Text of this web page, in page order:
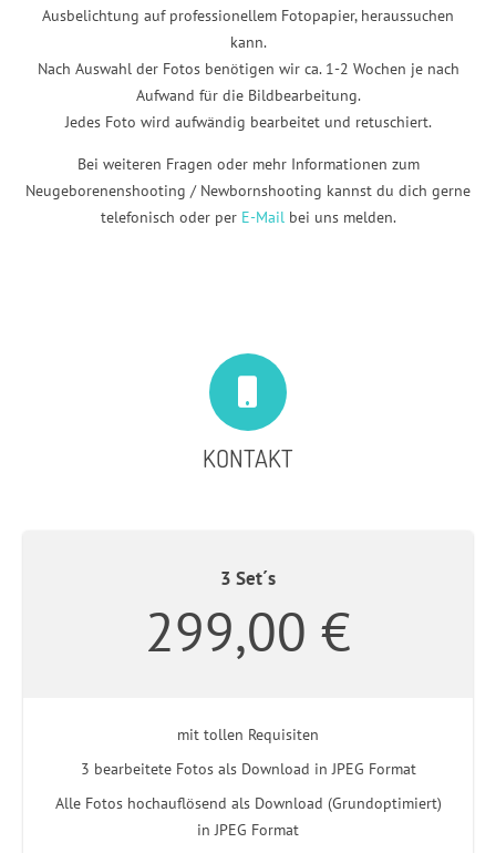
Ausbelichtung auf professionellem Fotopapier, heraussuchen
kann.
Nach Auswahl der Fotos benötigen wir ca. 1-2 Wochen je nach
Aufwand für die Bildbearbeitung.
Jedes Foto wird aufwändig bearbeitet und retuschiert.
Bei weiteren Fragen oder mehr Informationen zum
Neugeborenenshooting / Newbornshooting kannst du dich gerne
telefonisch oder per E-Mail bei uns melden.
KONTAKT
3 Set´s
299,00 €
mit tollen Requisiten
3 bearbeitete Fotos als Download in JPEG Format
Alle Fotos hochauflösend als Download (Grundoptimiert)
in JPEG Format